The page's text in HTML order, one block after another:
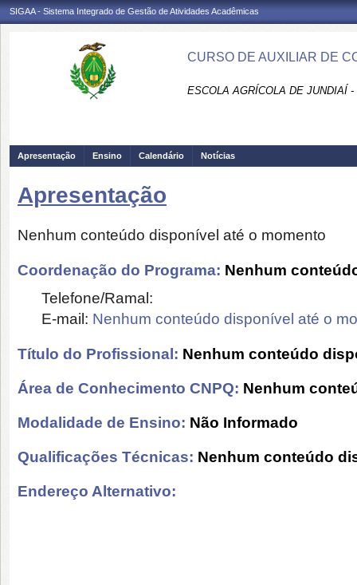
SIGAA - Sistema Integrado de Gestão de Atividades Acadêmicas
CURSO DE AUXILIAR DE
ESCOLA AGRÍCOLA DE JUNDIAÍ -
Apresentação Ensino Calendário Notícias
Apresentação
Nenhum conteúdo disponível até o momento
Coordenação do Programa: Nenhum
Telefone/Ramal:
E-mail: Nenhum conteúdo disponível até o
Título do Profissional: Nenhum conteúdo
Área de Conhecimento CNPQ: Nenhum
Modalidade de Ensino: Não Informado
Qualificações Técnicas: Nenhum conteúdo
Endereço Alternativo: